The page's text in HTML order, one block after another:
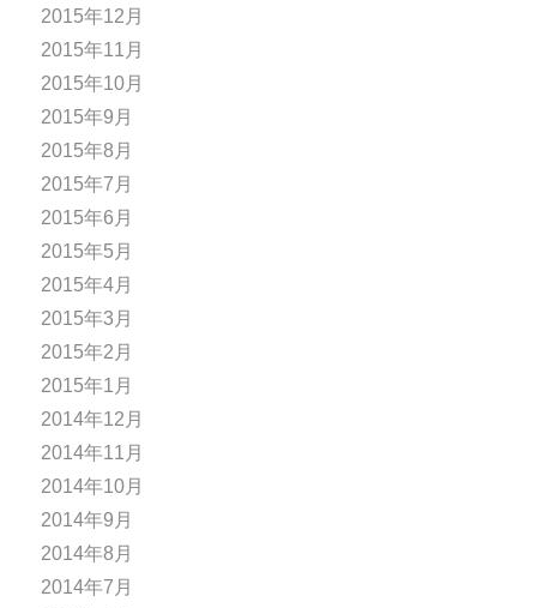
2015年12月
2015年11月
2015年10月
2015年9月
2015年8月
2015年7月
2015年6月
2015年5月
2015年4月
2015年3月
2015年2月
2015年1月
2014年12月
2014年11月
2014年10月
2014年9月
2014年8月
2014年7月